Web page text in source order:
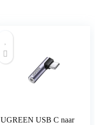
UGREEN USB C naar